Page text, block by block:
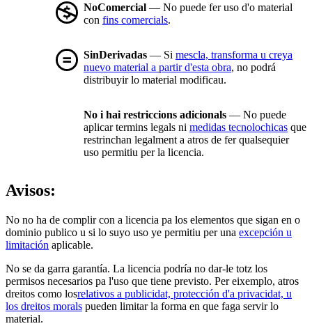
NoComercial — No puede fer uso d'o material
con fins comercials.
SinDerivadas — Si mescla, transforma u creya
nuevo material a partir d'esta obra, no podrá
distribuyir lo material modificau.
No i hai restriccions adicionals — No puede
aplicar termins legals ni medidas tecnolochicas que
restrinchan legalment a atros de fer qualsequier
uso permitiu per la licencia.
Avisos:
No no ha de complir con a licencia pa los elementos que sigan en o
dominio publico u si lo suyo uso ye permitiu per una excepción u
limitación aplicable.
No se da garra garantía. La licencia podría no dar-le totz los
permisos necesarios pa l'uso que tiene previsto. Per eixemplo, atros
dreitos como losrelativos a publicidat, protección d'a privacidat, u
los dreitos morals pueden limitar la forma en que faga servir lo
material.